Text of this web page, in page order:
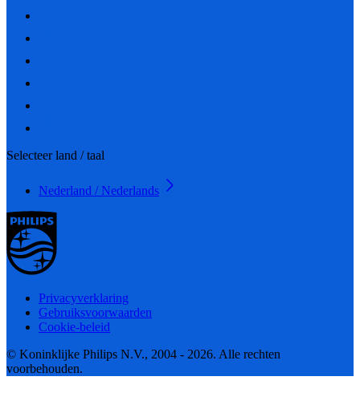
Selecteer land / taal
Nederland / Nederlands
Privacyverklaring
Gebruiksvoorwaarden
Cookie-beleid
© Koninklijke Philips N.V., 2004 - 2026. Alle rechten
voorbehouden.